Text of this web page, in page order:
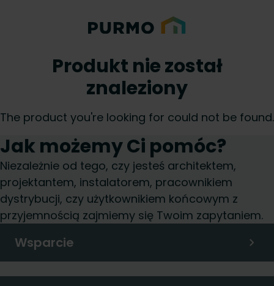
Produkt nie został
znaleziony
The product you're looking for could not be found.
Jak możemy Ci pomóc?
Niezależnie od tego, czy jesteś architektem,
projektantem, instalatorem, pracownikiem
dystrybucji, czy użytkownikiem końcowym z
przyjemnością zajmiemy się Twoim zapytaniem.
Wsparcie